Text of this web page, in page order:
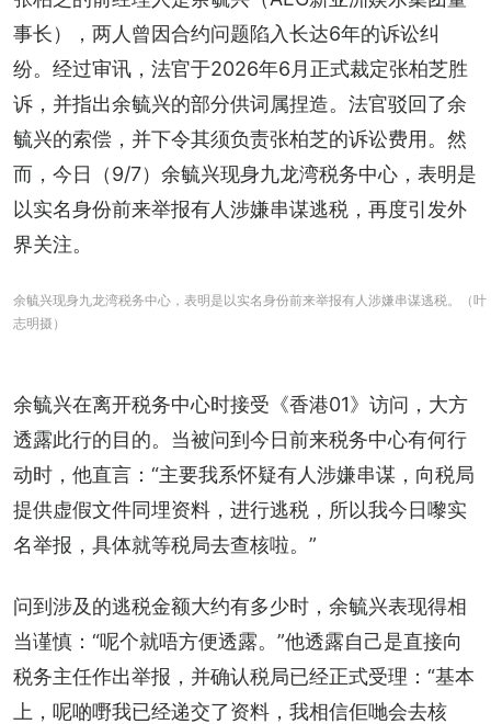
事长），两人曾因合约问题陷入长达6年的诉讼纠
纷。经过审讯，法官于2026年6月正式裁定张柏芝胜
诉，并指出余毓兴的部分供词属捏造。法官驳回了余
毓兴的索偿，并下令其须负责张柏芝的诉讼费用。然
而，今日（9/7）余毓兴现身九龙湾税务中心，表明是
以实名身份前来举报有人涉嫌串谋逃税，再度引发外
界关注。
余毓兴现身九龙湾税务中心，表明是以实名身份前来举报有人涉嫌串谋逃税。（叶
志明摄）
余毓兴在离开税务中心时接受《香港01》访问，大方
透露此行的目的。当被问到今日前来税务中心有何行
动时，他直言：“主要我系怀疑有人涉嫌串谋，向税局
提供虚假文件同埋资料，进行逃税，所以我今日嚟实
名举报，具体就等税局去查核啦。”
问到涉及的逃税金额大约有多少时，余毓兴表现得相
当谨慎：“呢个就唔方便透露。”他透露自己是直接向
税务主任作出举报，并确认税局已经正式受理：“基本
上，呢啲嘢我已经递交了资料，我相信佢哋会去核